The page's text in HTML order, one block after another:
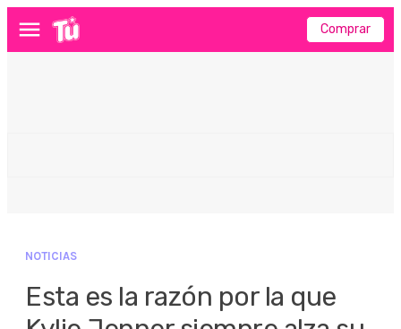
Menú Comprar
NOTICIAS
Esta es la razón por la que